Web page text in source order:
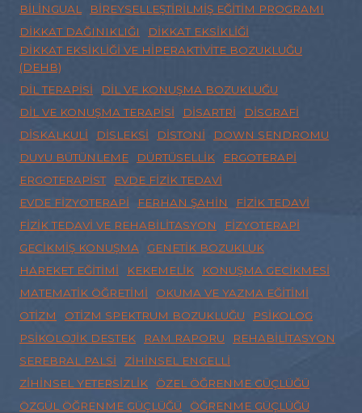
BILINGUAL
BIREYSELLEŞTIRILMIŞ EĞITIM PROGRAMI
DIKKAT DAĞINIKLIĞI
DIKKAT EKSIKLIĞI
DIKKAT EKSIKLIĞI VE HIPERAKTIVITE BOZUKLUĞU
(DEHB)
DIL TERAPISI
DIL VE KONUŞMA BOZUKLUĞU
DIL VE KONUŞMA TERAPISI
DISARTRI
DISGRAFI
DISKALKULI
DISLEKSI DISTONI
DOWN SENDROMU
DUYU BÜTÜNLEME
DÜRTÜSELLIK
ERGOTERAPI
ERGOTERAPIST
EVDE FIZIK TEDAVI
EVDE FIZYOTERAPI
FERHAN ŞAHIN
FIZIK TEDAVI
FIZIK TEDAVI VE REHABILITASYON
FIZYOTERAPI
GECIKMIŞ KONUŞMA
GENETIK BOZUKLUK
HAREKET EĞITIMI
KEKEMELIK
KONUŞMA GECIKMESI
MATEMATIK ÖĞRETIMI
OKUMA VE YAZMA EĞITIMI
OTIZM
OTIZM SPEKTRUM BOZUKLUĞU
PSIKOLOG
PSIKOLOJIK DESTEK
RAM RAPORU
REHABILITASYON
SEREBRAL PALSI
ZIHINSEL ENGELLI
ZIHINSEL YETERSIZLIK
ÖZEL ÖĞRENME GÜÇLÜĞÜ
ÖZGÜL ÖĞRENME GÜÇLÜĞÜ
ÖĞRENME GÜÇLÜĞÜ